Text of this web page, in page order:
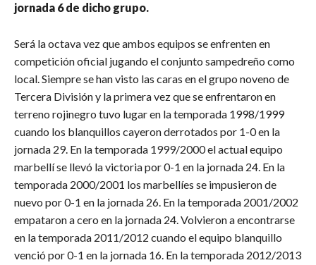
jornada 6 de dicho grupo.
Será la octava vez que ambos equipos se enfrenten en
competición oficial jugando el conjunto sampedreño como
local. Siempre se han visto las caras en el grupo noveno de
Tercera División y la primera vez que se enfrentaron en
terreno rojinegro tuvo lugar en la temporada 1998/1999
cuando los blanquillos cayeron derrotados por 1-0 en la
jornada 29. En la temporada 1999/2000 el actual equipo
marbellí se llevó la victoria por 0-1 en la jornada 24. En la
temporada 2000/2001 los marbellíes se impusieron de
nuevo por 0-1 en la jornada 26. En la temporada 2001/2002
empataron a cero en la jornada 24. Volvieron a encontrarse
en la temporada 2011/2012 cuando el equipo blanquillo
venció por 0-1 en la jornada 16. En la temporada 2012/2013